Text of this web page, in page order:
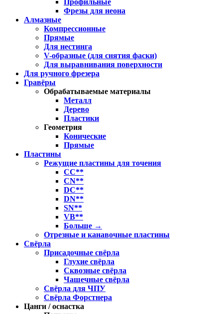
Профильные
Фрезы для неона
Алмазные
Компрессионные
Прямые
Для нестинга
V-образные (для снятия фаски)
Для выравнивания поверхности
Для ручного фрезера
Гравёры
Обрабатываемые материалы
Металл
Дерево
Пластики
Геометрия
Конические
Прямые
Пластины
Режущие пластины для точения
CC**
CN**
DC**
DN**
SN**
VB**
Больше →
Отрезные и канавочные пластины
Свёрла
Присадочные свёрла
Глухие свёрла
Сквозные свёрла
Чашечные свёрла
Свёрла для ЧПУ
Свёрла Форстнера
Цанги / оснастка